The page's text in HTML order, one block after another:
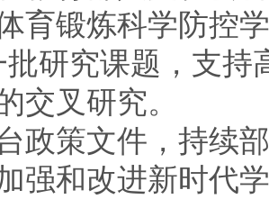
育锻炼科学防控
批研究课题，支
交叉研究。
策文件，持续部
强和改进新时代